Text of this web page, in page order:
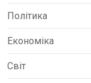
Політика
Економіка
Світ